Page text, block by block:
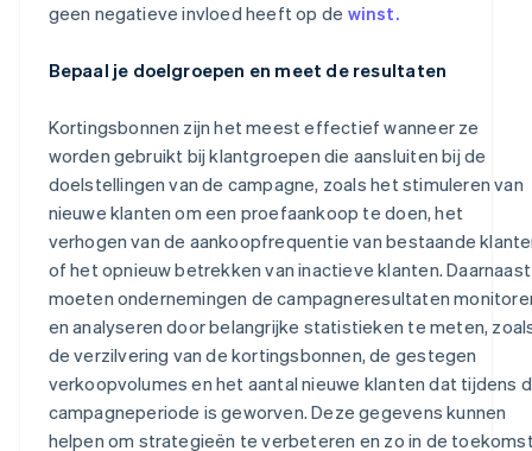
geen negatieve invloed heeft op de winst.
Bepaal je doelgroepen en meet de resultaten
Kortingsbonnen zijn het meest effectief wanneer ze
worden gebruikt bij klantgroepen die aansluiten bij de
doelstellingen van de campagne, zoals het stimuleren van
nieuwe klanten om een proefaankoop te doen, het
verhogen van de aankoopfrequentie van bestaande
of het opnieuw betrekken van inactieve klanten. Daarnaast
moeten ondernemingen de campagneresultaten
en analyseren door belangrijke statistieken te meten,
de verzilvering van de kortingsbonnen, de gestegen
verkoopvolumes en het aantal nieuwe klanten dat tijdens
campagneperiode is geworven. Deze gegevens kunnen
helpen om strategieën te verbeteren en zo in de